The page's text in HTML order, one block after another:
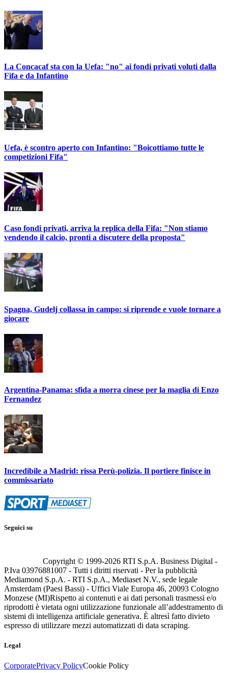
La Concacaf sta con la Uefa: "no" ai fondi privati voluti dalla
Fifa e da Infantino
Uefa, è scontro aperto con Infantino: "Boicottiamo tutte le
competizioni Fifa"
Caso fondi privati, arriva la replica della Fifa: "Non stiamo
vendendo il calcio, pronti a discutere della proposta"
Spagna, Gudelj collassa in campo: si riprende e vuole tornare a
giocare
Argentina-Panama: sfida a morra cinese per la maglia di Enzo
Fernandez
Incredibile a Madrid: rissa Perù-polizia. Il portiere finisce in
commissariato
Seguici su
Copyright © 1999-2026 RTI S.p.A. Business Digital -
P.Iva 03976881007 - Tutti i diritti riservati - Per la pubblicità
Mediamond S.p.A. - RTI S.p.A., Mediaset N.V., sede legale
Amsterdam (Paesi Bassi) - Uffici Viale Europa 46, 20093 Cologno
Monzese (MI)Rispetto ai contenuti e ai dati personali trasmessi e/o
riprodotti è vietata ogni utilizzazione funzionale all’addestramento di
sistemi di intelligenza artificiale generativa. È altresì fatto divieto
espresso di utilizzare mezzi automatizzati di data scraping.
Legal
CorporatePrivacy PolicyCookie Policy